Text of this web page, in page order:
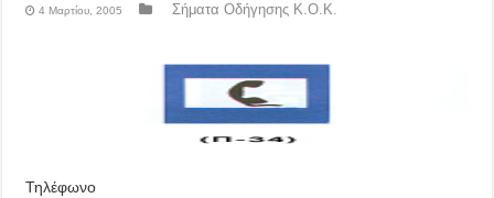
4 Μαρτίου, 2005 Σήματα Οδήγησης Κ.Ο.Κ.
Τηλέφωνο